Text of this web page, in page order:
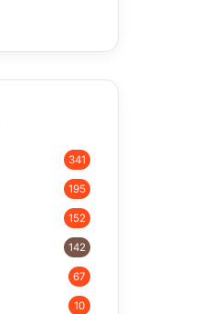
341
195
152
142
67
10